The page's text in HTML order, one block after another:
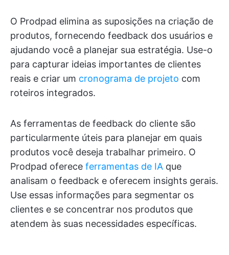
O Prodpad elimina as suposições na criação de
produtos, fornecendo feedback dos usuários e
ajudando você a planejar sua estratégia. Use-o
para capturar ideias importantes de clientes
reais e criar um cronograma de projeto com
roteiros integrados.
As ferramentas de feedback do cliente são
particularmente úteis para planejar em quais
produtos você deseja trabalhar primeiro. O
Prodpad oferece ferramentas de IA que
analisam o feedback e oferecem insights gerais.
Use essas informações para segmentar os
clientes e se concentrar nos produtos que
atendem às suas necessidades específicas.